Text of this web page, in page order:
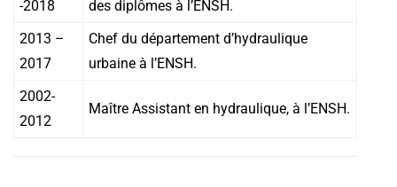
-2018
des diplômes à l’ENSH.
2013 –
2017
Chef du département d’hydraulique
urbaine à l’ENSH.
2002-
2012
Maître Assistant en hydraulique, à l’ENSH.